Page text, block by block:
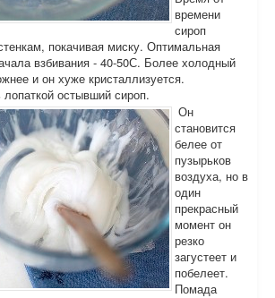
времени
сироп
покачивая миску. Оптимальная
взбивания - 40-50С. Более холодный
и он хуже кристаллизуется.
остывший сироп.
Он
становится
белее от
пузырьков
воздуха, но в
один
прекрасный
момент он
резко
загустеет и
побелеет.
Помада